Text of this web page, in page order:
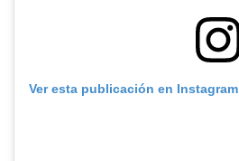
Ver esta publicación en Instagram